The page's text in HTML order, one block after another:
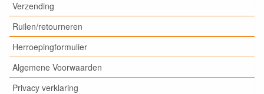
Verzending
Ruilen/retourneren
Herroepingformulier
Algemene Voorwaarden
Privacy verklaring